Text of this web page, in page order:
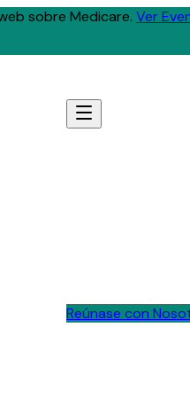
sobre Medicare. Ver
Reúnase con